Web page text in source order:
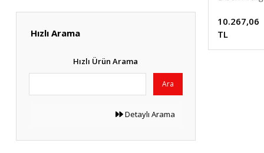
Hızlı Arama
Hızlı Ürün Arama
Ara
Detaylı Arama
NPN Alan
10.267,06
TL